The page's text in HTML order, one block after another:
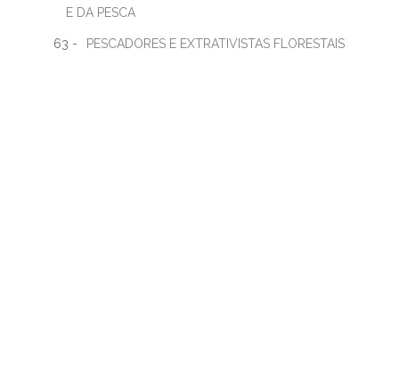
E DA PESCA
63 - PESCADORES E EXTRATIVISTAS FLORESTAIS